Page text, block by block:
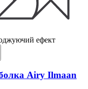
ефект
Airy Ilmaan